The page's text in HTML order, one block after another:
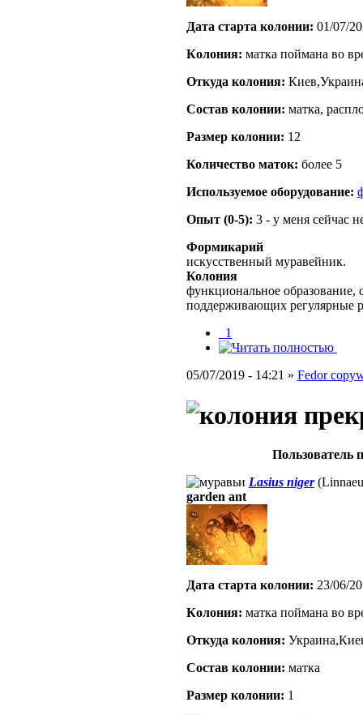
Дата старта кoлонии: 01/07/
Кoлония: матка поймана во
Откуда кoлония:
Состав кoлонии: матка,
Размер кoлонии: 12
Количество маток: более 5
Используемое оборудование:
Опыт (0-5): 3 - у меня сейчас
Формикарий
искусственный муравейник.
Колония
функциональное образование,
поддерживающих регулярные
_1
05/07/2019 - 14:21 » Fedor
Пользователь
Lasius niger
garden ant
Дата старта кoлонии: 23/06/
Кoлония: матка поймана во
Откуда кoлония:
Состав кoлонии: матка
Размер кoлонии: 1